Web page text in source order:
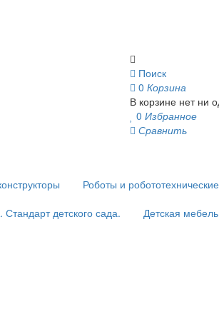
Поиск
0 Корзина
В корзине нет ни
0 Избранное
Сравнить
Роботы и
детского сада.
Детская